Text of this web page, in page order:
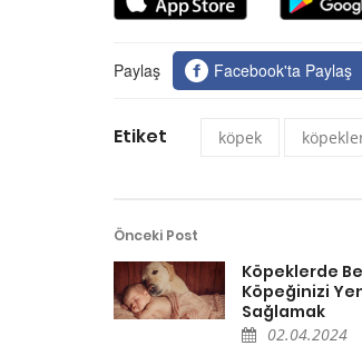
Paylaş Facebook'ta Paylaş
Etiket köpek
Önceki Post
Köpeklerde
Köpeğinizi
Sağlamak
02.04.2024